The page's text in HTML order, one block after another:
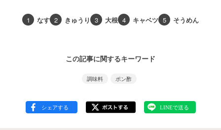
1 なす 2 きゅうり 3 大根 4 キャベツ 5 そうめん
この記事に関するキーワード
調味料 ポン酢